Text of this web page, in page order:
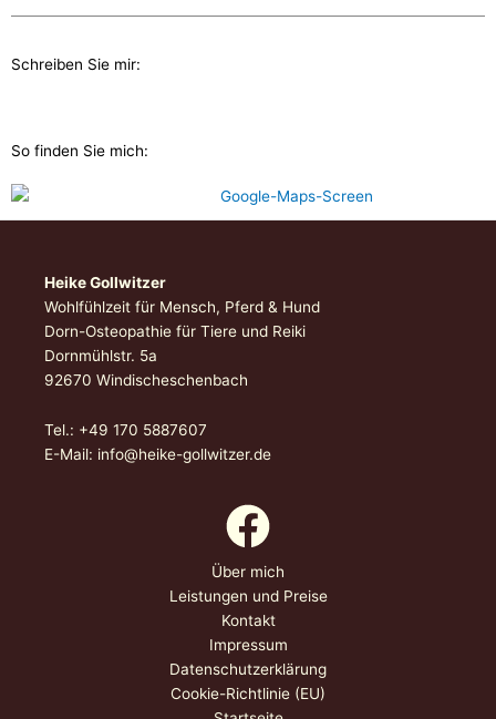
Schreiben Sie mir:
So finden Sie mich:
Heike Gollwitzer
Wohlfühlzeit für Mensch, Pferd & Hund
Dorn-Osteopathie für Tiere und Reiki
Dornmühlstr. 5a
92670 Windischeschenbach
Tel.: +49 170 5887607
E-Mail: info@heike-gollwitzer.de
Über mich
Leistungen und Preise
Kontakt
Impressum
Datenschutzerklärung
Cookie-Richtlinie (EU)